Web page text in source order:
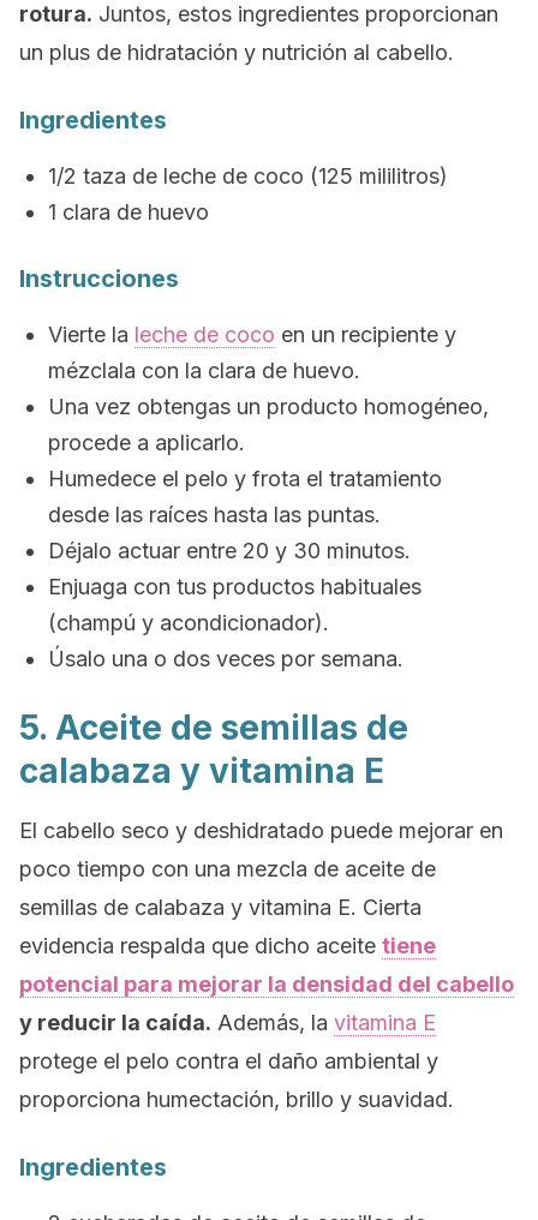
rotura. Juntos, estos ingredientes proporcionan
un plus de hidratación y nutrición al cabello.
Ingredientes
1/2 taza de leche de coco (125 mililitros)
1 clara de huevo
Instrucciones
Vierte la leche de coco en un recipiente y
mézclala con la clara de huevo.
Una vez obtengas un producto homogéneo,
procede a aplicarlo.
Humedece el pelo y frota el tratamiento
desde las raíces hasta las puntas.
Déjalo actuar entre 20 y 30 minutos.
Enjuaga con tus productos habituales
(champú y acondicionador).
Úsalo una o dos veces por semana.
5. Aceite de semillas de
calabaza y vitamina E
El cabello seco y deshidratado puede mejorar en
poco tiempo con una mezcla de aceite de
semillas de calabaza y vitamina E. Cierta
evidencia respalda que dicho aceite tiene
potencial para mejorar la densidad del cabello
y reducir la caída. Además, la vitamina E
protege el pelo contra el daño ambiental y
proporciona humectación, brillo y suavidad.
Ingredientes